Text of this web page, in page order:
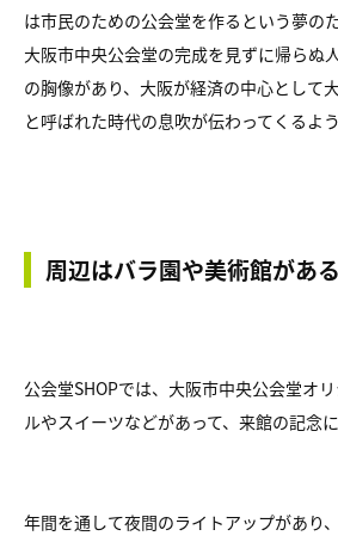
は市民のための公会堂を作るという夢の
大阪市中央公会堂の完成を見ずに帰らぬ
の胸像があり、大阪が経済の中心として
と呼ばれた時代の息吹が伝わってくるよう
周辺はバラ園や美術館があ
公会堂SHOPでは、大阪市中央公会堂オ
ルやスイーツなどがあって、来館の記念
年間を通して夜間のライトアップがあり